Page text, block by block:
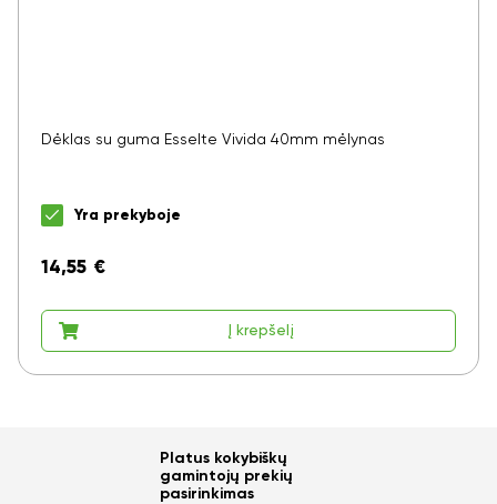
Dėklas su guma Esselte Vivida 40mm mėlynas
Yra prekyboje
14,55 €
Į krepšelį
Platus kokybiškų
gamintojų prekių
pasirinkimas